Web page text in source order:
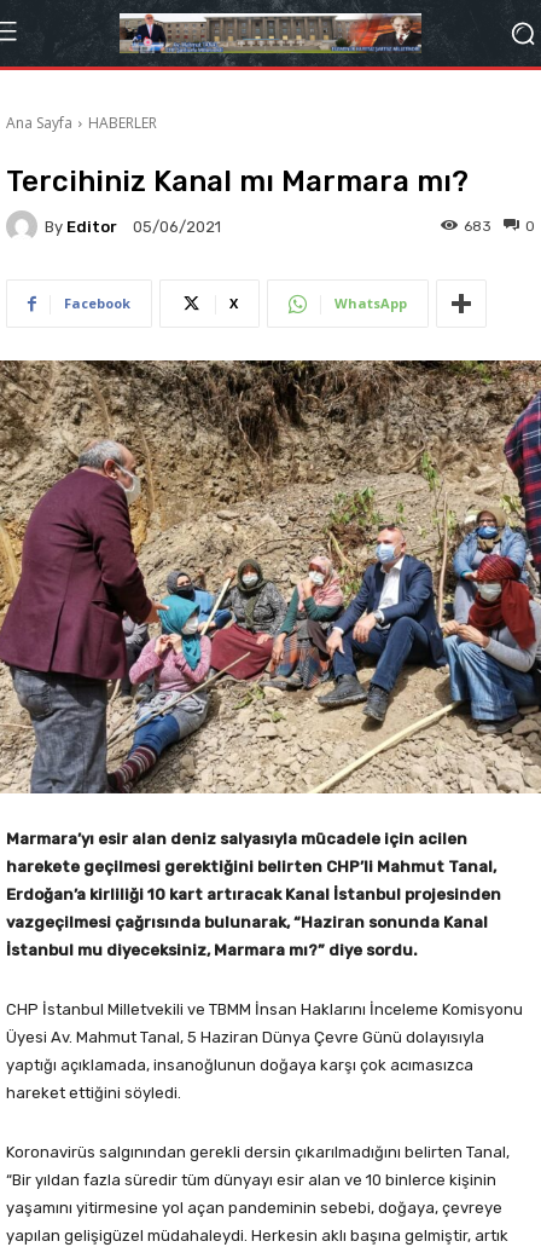
Ana Sayfa HABERLER
Tercihiniz Kanal mı Marmara mı?
By Editor 05/06/2021 0
683
Facebook X WhatsApp
Marmara’yı esir alan deniz salyasıyla mücadele için acilen
harekete geçilmesi gerektiğini belirten CHP’li Mahmut Tanal,
Erdoğan’a kirliliği 10 kart artıracak Kanal İstanbul projesinden
vazgeçilmesi çağrısında bulunarak, “Haziran sonunda Kanal
İstanbul mu diyeceksiniz, Marmara mı?” diye sordu.
CHP İstanbul Milletvekili ve TBMM İnsan Haklarını İnceleme Komisyonu
Üyesi Av. Mahmut Tanal, 5 Haziran Dünya Çevre Günü dolayısıyla
yaptığı açıklamada, insanoğlunun doğaya karşı çok acımasızca
hareket ettiğini söyledi.
Koronavirüs salgınından gerekli dersin çıkarılmadığını belirten Tanal,
“Bir yıldan fazla süredir tüm dünyayı esir alan ve 10 binlerce kişinin
yaşamını yitirmesine yol açan pandeminin sebebi, doğaya, çevreye
yapılan gelişigüzel müdahaleydi. Herkesin aklı başına gelmiştir, artık